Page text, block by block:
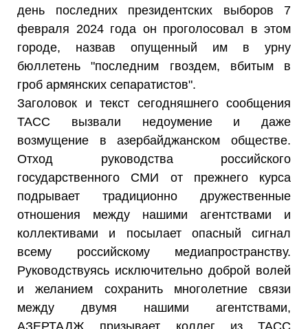
день последних президентских выборов 7
февраля 2024 года он проголосовал в этом
городе, назвав опущенный им в урну
бюллетень "последним гвоздем, вбитым в
гроб армянских сепаратистов".
Заголовок и текст сегодняшнего сообщения
ТАСС вызвали недоумение и даже
возмущение в азербайджанском обществе.
Отход руководства российского
государственного СМИ от прежнего курса
подрывает традиционно дружественные
отношения между нашими агентствами и
коллективами и посылает опасный сигнал
всему российскому медиапространству.
Руководствуясь исключительно доброй волей
и желанием сохранить многолетние связи
между двумя нашими агентствами,